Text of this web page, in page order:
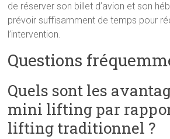
de réserver son billet d’avion et son
prévoir suffisamment de temps pour
l’intervention.
Questions
Quels sont les
mini lifting par
lifting traditionnel ?